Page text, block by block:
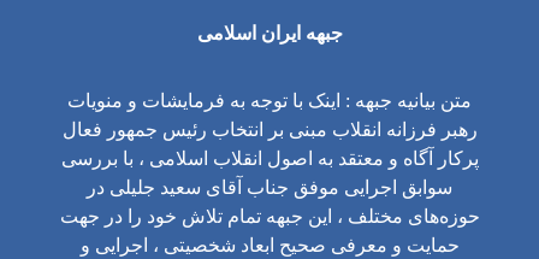
جبهه ایران اسلامی
متن بیانیه جبهه : اینک با توجه به فرمایشات و منویات
رهبر فرزانه انقلاب مبنی بر انتخاب رئیس جمهور فعال
پرکار آگاه و معتقد به اصول انقلاب اسلامی ، با بررسی
سوابق اجرایی موفق جناب آقای سعید جلیلی در
حوزه‌های مختلف ، این جبهه تمام تلاش خود را در جهت
حمایت و معرفی صحیح ابعاد شخصیتی ، اجرایی و